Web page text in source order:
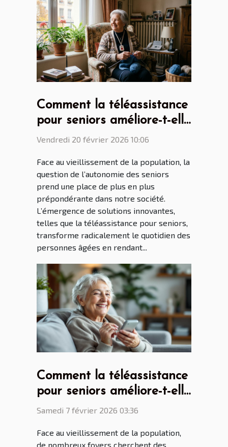
Comment la téléassistance
pour seniors améliore-t-elle
l'autonomie au quotidien ?
Vendredi 20 février 2026 10:06
Face au vieillissement de la population, la
question de l’autonomie des seniors
prend une place de plus en plus
prépondérante dans notre société.
L’émergence de solutions innovantes,
telles que la téléassistance pour seniors,
transforme radicalement le quotidien des
personnes âgées en rendant...
Comment la téléassistance
pour seniors améliore-t-elle
l'indépendance
Samedi 7 février 2026 03:36
Face au vieillissement de la population,
de nombreux foyers cherchent des